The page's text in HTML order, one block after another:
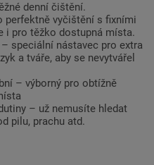
denní čištění.
perfektně vyčištění s fixními
i pro těžko dostupná místa.
speciální nástavec pro extra
a tváře, aby se nevytvářel
– výborný pro obtížně
– už nemusíte hledat
pilu, prachu atd.